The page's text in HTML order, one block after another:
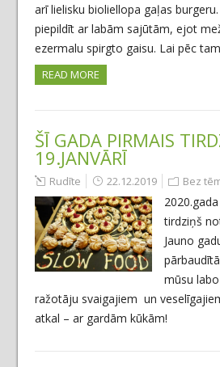
arī lielisku bioliellopa gaļas
piepildīt ar labām sajūtām, ejot
ezermalu spirgto gaisu. Lai pēc
READ MORE
ŠĪ GADA PIRMAIS
19.JANVĀRĪ
Rudīte 22.12.2019 Bez
tirdziņš
Jauno
mūsu
ražotāju svaigajiem un
atkal – ar gardām kūkām!